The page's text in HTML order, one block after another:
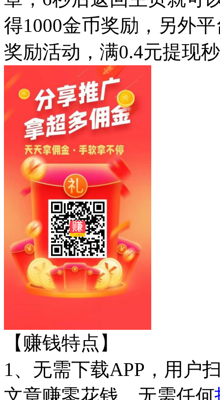
得1000金币奖励，另外
奖励活动，满0.4元提现
【赚钱特点】
1、无需下载APP，用户
文章赚零花钱，无需任何